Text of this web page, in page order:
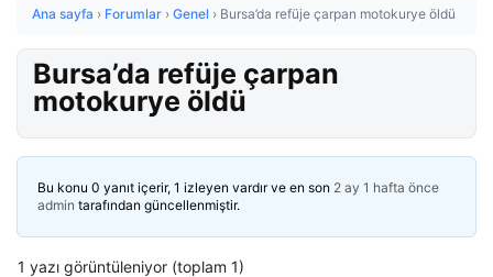
Ana sayfa › Forumlar › Genel › Bursa’da refüje çarpan motokurye öldü
Bursa’da refüje çarpan
motokurye öldü
Bu konu 0 yanıt içerir, 1 izleyen vardır ve en son 2 ay 1 hafta önce
admin tarafından güncellenmiştir.
1 yazı görüntüleniyor (toplam 1)